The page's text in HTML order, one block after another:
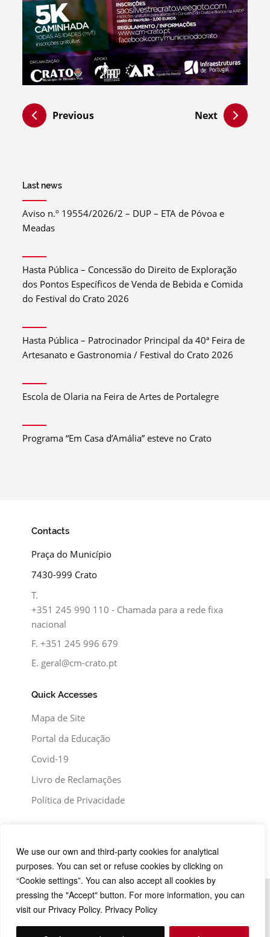
We use our own and third-party cookies for analytical
purposes. You can set or refuse cookies by clicking on
“Cookie settings”. You can also accept all cookies by
pressing the "Accept" button. For more information, you can
visit our Privacy Policy. Privacy Policy
Previous Next
Last news
Aviso n.º 19554/2026/2 – DUP – ETA de Póvoa e
Meadas
Hasta Pública – Concessão do Direito de Exploração
dos Pontos Específicos de Venda de Bebida e Comida
do Festival do Crato 2026
Hasta Pública – Patrocinador Principal da 40ª Feira de
Artesanato e Gastronomia / Festival do Crato 2026
Escola de Olaria na Feira de Artes de Portalegre
Programa “Em Casa d’Amália” esteve no Crato
Contacts
Praça do Município
7430-999 Crato
T.
+351 245 990 110 - Chamada para a rede fixa
nacional
F.+351 245 996 679
E. geral@cm-crato.pt
Quick Accesses
Mapa de Site
Portal da Educação
Covid-19
Livro de Reclamações
Política de Privacidade